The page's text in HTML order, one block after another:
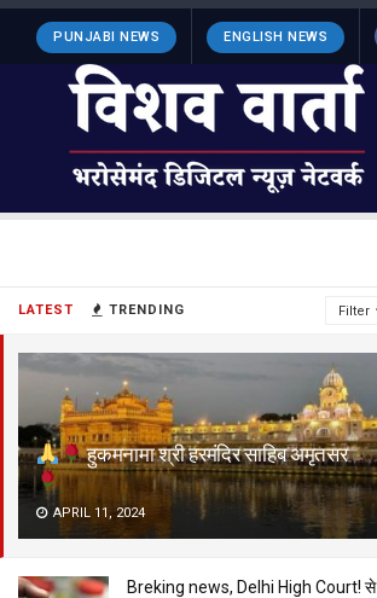
LATEST TRENDING Filter
हुकमनामा श्री हरमंदिर साहिब अमृतसर
APRIL 11, 2024
Breking news, Delhi High Court! से
PUNJABI NEWS ENGLISH NEWS